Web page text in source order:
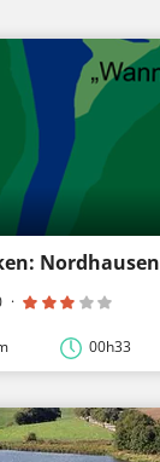
Nordhausen
·
00h33